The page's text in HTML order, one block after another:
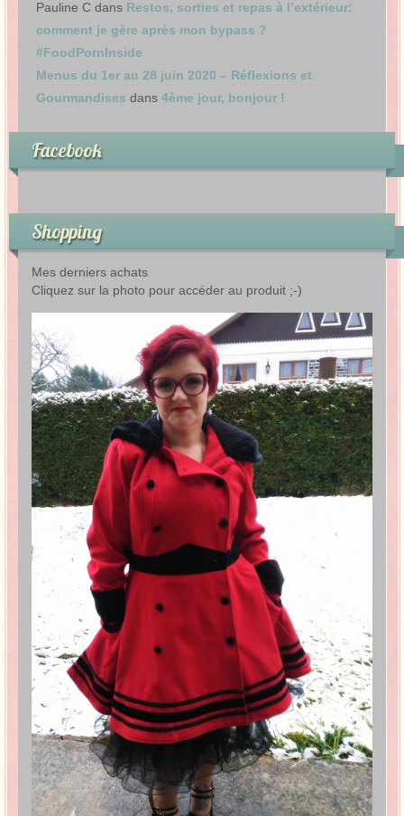
Pauline C dans Restos, sorties et repas à l’extérieur:
comment je gère après mon bypass ?
#FoodPornInside
Menus du 1er au 28 juin 2020 – Réflexions et
Gourmandises dans 4ème jour, bonjour !
Facebook
Shopping
Mes derniers achats
Cliquez sur la photo pour accéder au produit ;-)